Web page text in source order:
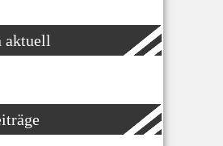
aktuell